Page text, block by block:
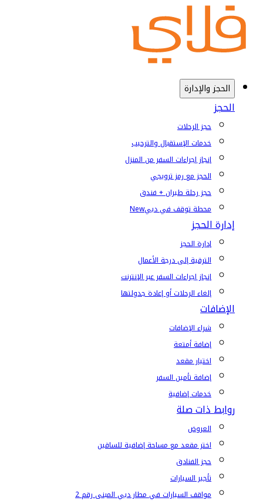
الحجز والإدارة
الحجز
حجز الرحلات
خدمات الإستقبال والترحيب
إنجاز إجراءات السفر من المنزل
الحجز مع رمز ترويجي
حجز رحلة طيران + فندق
محطة توقف في دبيNew
إدارة الحجز
إدارة الحجز
الترقية إلى درجة الأعمال
إنجاز إجراءات السفر عبر الإنترنت
إلغاء الرحلات أو إعادة جدولتها
الإضافات
شراء الإضافات
إضافة أمتعة
اختيار مقعد
إضافة تأمين السفر
خدمات إضافية
روابط ذات صلة
العروض
اختر مقعد مع مساحة إضافية للساقين
حجز الفنادق
تأجير السيارات
مواقف السيارات في مطار دبي المبنى رقم 2